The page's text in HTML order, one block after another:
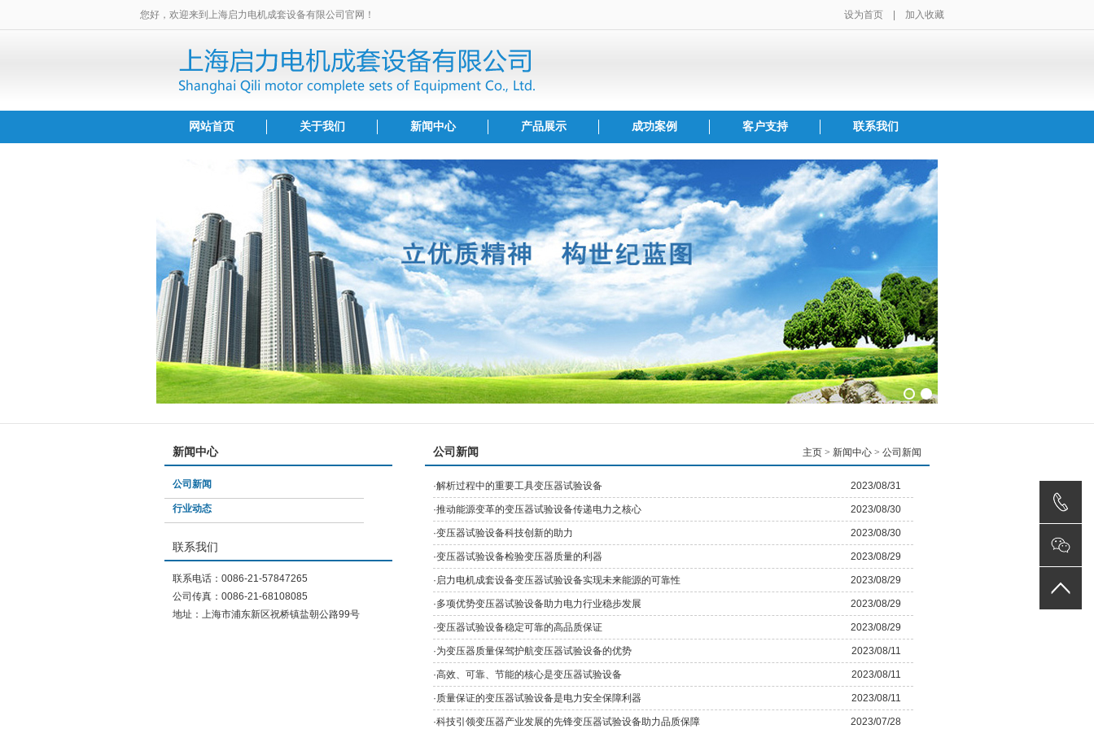
设为首页 加入收藏
您好，欢迎来到上海启力电机成套设备有限公司官网！
网站首页 关于我们 新闻中心 产品展示 成功案例 客户支持 联系我们
新闻中心
公司新闻
行业动态
联系我们
联系电话：0086-21-57847265
公司传真：0086-21-68108085
地址：上海市浦东新区祝桥镇盐朝公路99号
主页 > 新闻中心 > 公司新闻
公司新闻
2023/08/31
·解析过程中的重要工具变压器试验设备
2023/08/30
·推动能源变革的变压器试验设备传递电力之核心
2023/08/30
·变压器试验设备科技创新的助力
2023/08/29
·变压器试验设备检验变压器质量的利器
2023/08/29
·启力电机成套设备变压器试验设备实现未来能源的可靠性
2023/08/29
·多项优势变压器试验设备助力电力行业稳步发展
2023/08/29
·变压器试验设备稳定可靠的高品质保证
2023/08/11
·为变压器质量保驾护航变压器试验设备的优势
2023/08/11
·高效、可靠、节能的核心是变压器试验设备
2023/08/11
·质量保证的变压器试验设备是电力安全保障利器
2023/07/28
·科技引领变压器产业发展的先锋变压器试验设备助力品质保障